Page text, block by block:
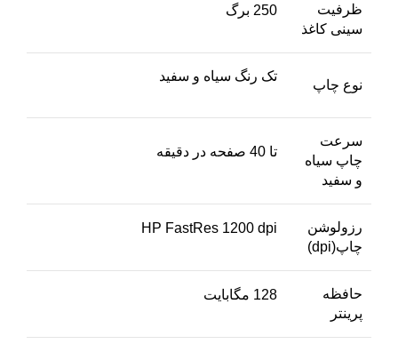
ظرفیت
سینی کاغذ
250 برگ
نوع چاپ
تک رنگ سیاه و سفید
سرعت
چاپ سیاه
و سفید
تا 40 صفحه در دقیقه
رزولوشن
چاپ(dpi)
HP FastRes 1200 dpi
حافظه
پرینتر
128 مگابایت